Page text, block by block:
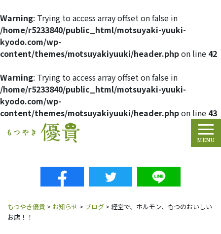
Warning: Trying to access array offset on false in
/home/r5233840/public_html/motsuyaki-yuuki-
kyodo.com/wp-
content/themes/motsuyakiyuuki/header.phpon line 42
Warning: Trying to access array offset on false in
/home/r5233840/public_html/motsuyaki-yuuki-
kyodo.com/wp-
content/themes/motsuyakiyuuki/header.phpon line 43
MENU
もつやき優貴 > お知らせ > ブログ > 経堂で、ホルモン、もつのおいしい
お店！！